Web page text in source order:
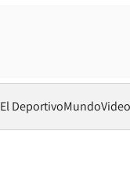
El DeportivoMundo